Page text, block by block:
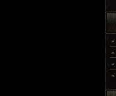
»
»
»
»